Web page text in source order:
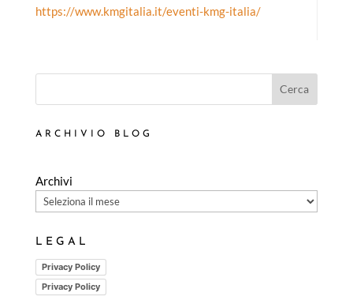
https://www.kmgitalia.it/eventi-kmg-italia/
Cerca
ARCHIVIO BLOG
Archivi
LEGAL
Privacy Policy
Privacy Policy